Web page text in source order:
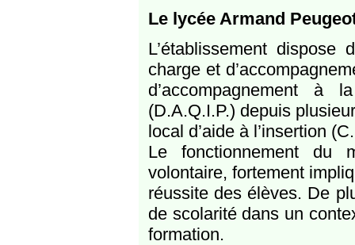
Le lycée Armand
L’établissement
charge et
d’accompagnement à
(D.A.Q.I.P.) depuis
local d’aide à l’insertion
Le fonctionnement du
volontaire, fortement
réussite des élèves. De
de scolarité dans un
formation.